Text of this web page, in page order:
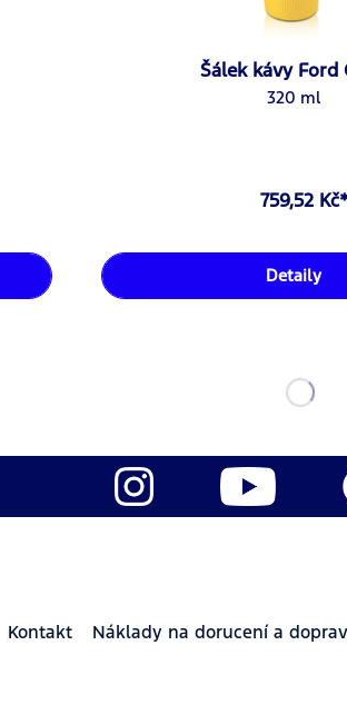
Šálek kávy Ford
320 ml
759,52
Detaily
Kontakt Náklady na dorucení a